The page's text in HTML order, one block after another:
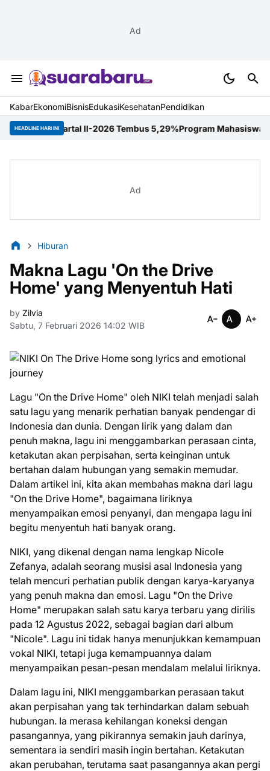
Ad
KabarEkonomiBisnisEdukasiKesehatanPendidikan
HEADLINE HARI INI
II-2026 Tembus 5,29%Program Mahasiswa Berdampak
Ad
Hiburan
Makna Lagu 'On the Drive
Home' yang Menyentuh Hati
by Zilvia
Sabtu, 7 Februari 2026 14:02 WIB
Lagu "On the Drive Home" oleh NIKI telah menjadi salah
satu lagu yang menarik perhatian banyak pendengar di
Indonesia dan dunia. Dengan lirik yang dalam dan
penuh makna, lagu ini menggambarkan perasaan cinta,
ketakutan akan perpisahan, serta keinginan untuk
bertahan dalam hubungan yang semakin memudar.
Dalam artikel ini, kita akan membahas makna dari lagu
"On the Drive Home", bagaimana liriknya
menyampaikan emosi penyanyi, dan mengapa lagu ini
begitu menyentuh hati banyak orang.
NIKI, yang dikenal dengan nama lengkap Nicole
Zefanya, adalah seorang musisi asal Indonesia yang
telah mencuri perhatian publik dengan karya-karyanya
yang penuh makna dan emosi. Lagu "On the Drive
Home" merupakan salah satu karya terbaru yang dirilis
pada 12 Agustus 2022, sebagai bagian dari album
"Nicole". Lagu ini tidak hanya menunjukkan kemampuan
vokal NIKI, tetapi juga kemampuannya dalam
menyampaikan pesan-pesan mendalam melalui liriknya.
Dalam lagu ini, NIKI menggambarkan perasaan takut
akan perpisahan yang tak terhindarkan dalam sebuah
hubungan. Ia merasa kehilangan koneksi dengan
pasangannya, yang pikirannya semakin jauh darinya,
sementara ia sendiri masih ingin bertahan. Ketakutan
akan perubahan, terutama saat pasangannya akan pergi